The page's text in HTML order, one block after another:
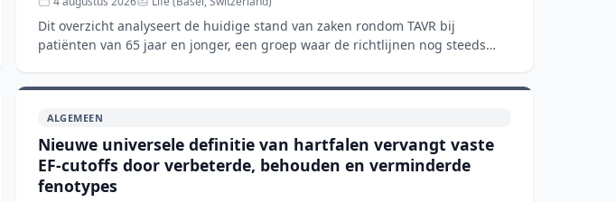
Dit overzicht analyseert de huidige stand van zaken rondom TAVR bij
patiënten van 65 jaar en jonger, een groep waar de richtlijnen nog steeds
ALGEMEEN
Nieuwe universele definitie van hartfalen vervangt vaste
EF-cutoffs door verbeterde, behouden en verminderde
fenotypes